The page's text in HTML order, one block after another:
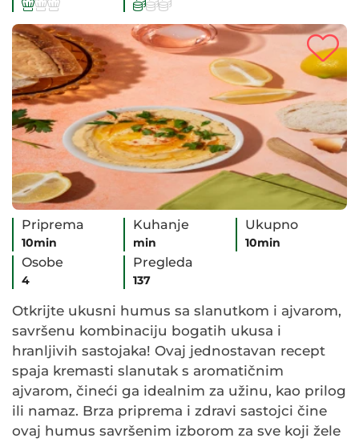


 


Priprema
10min
Kuhanje
min
Ukupno
10min
Osobe
4
Pregleda
137
Otkrijte ukusni humus sa slanutkom i ajvarom,
savršenu kombinaciju bogatih ukusa i
hranljivih sastojaka! Ovaj jednostavan recept
spaja kremasti slanutak s aromatičnim
ajvarom, čineći ga idealnim za užinu, kao prilog
ili namaz. Brza priprema i zdravi sastojci čine
ovaj humus savršenim izborom za sve koji žele